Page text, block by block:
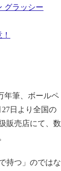
グラッシー
年筆、ボールペ
27日より全国の
販売店にて、数
持つ」のではな